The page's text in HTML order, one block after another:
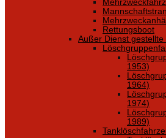
Rettungsboot
Außer Dienst gestellte
1953)
1964)
1974)
1989)